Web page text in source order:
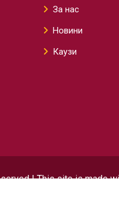
За нас
Новини
Каузи
| This site is made